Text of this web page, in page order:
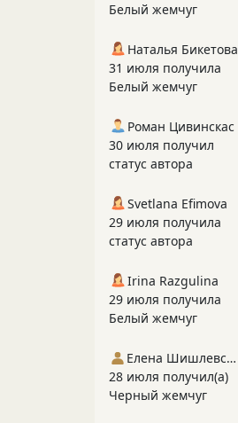
Белый жемчуг
Наталья Бикетова
31 июля получила
Белый жемчуг
Роман Цивинскас
30 июля получил
статус автора
Svetlana Efimova
29 июля получила
статус автора
Irina Razgulina
29 июля получила
Белый жемчуг
Елена Шишлевская
28 июля получил(а)
Черный жемчуг